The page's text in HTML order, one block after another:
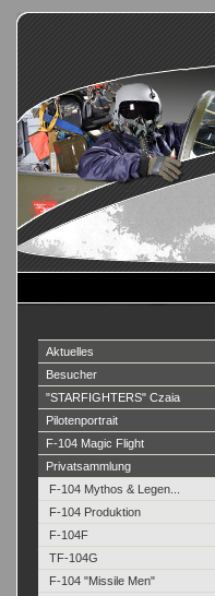
Aktuelles
Besucher
"STARFIGHTERS" Czaia
Pilotenportrait
F-104 Magic Flight
Privatsammlung
F-104 Mythos & Legen...
F-104 Produktion
F-104F
TF-104G
F-104 "Missile Men"